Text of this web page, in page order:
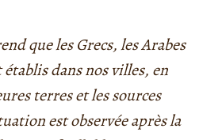
que les Grecs, les Arabes
dans nos villes, en
terres et les sources
est observée après la